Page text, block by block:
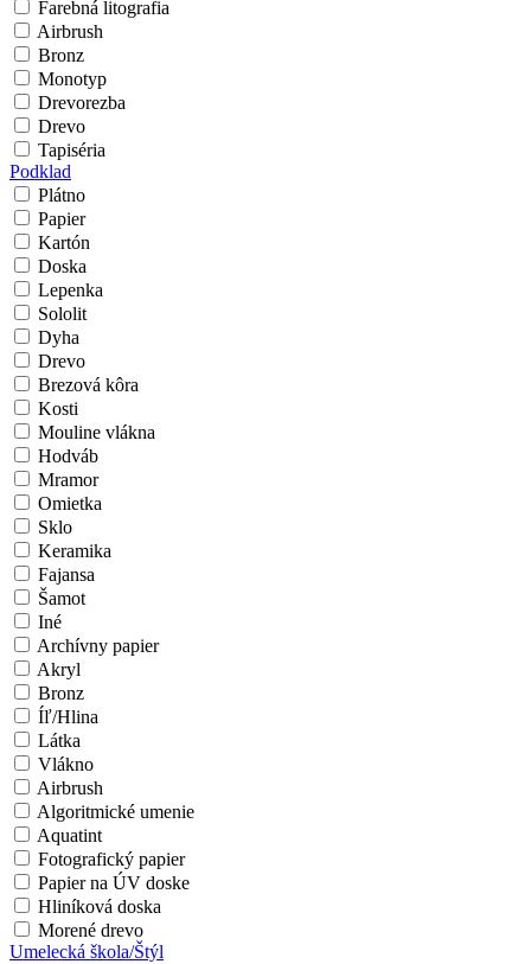
Farebná litografia
Airbrush
Bronz
Monotyp
Drevorezba
Drevo
Tapiséria
Podklad
Plátno
Papier
Kartón
Doska
Lepenka
Sololit
Dyha
Drevo
Brezová kôra
Kosti
Mouline vlákna
Hodváb
Mramor
Omietka
Sklo
Keramika
Fajansa
Šamot
Iné
Archívny papier
Akryl
Bronz
Íľ/Hlina
Látka
Vlákno
Airbrush
Algoritmické umenie
Aquatint
Fotografický papier
Papier na ÚV doske
Hliníková doska
Morené drevo
Umelecká škola/Štýl